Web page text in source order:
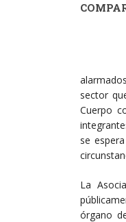
sector
Cuerpo
se
La
órgano